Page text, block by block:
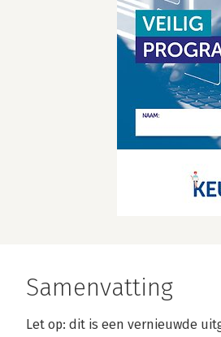
Samenvatting
Let op: dit is een vernieuwde